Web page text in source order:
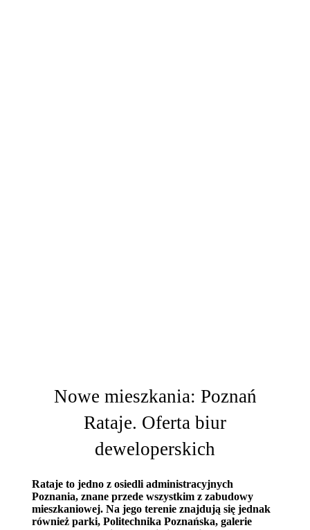
Nowe mieszkania: Poznań
Rataje. Oferta biur
deweloperskich
Rataje to jedno z osiedli administracyjnych
Poznania, znane przede wszystkim z zabudowy
mieszkaniowej. Na jego terenie znajdują się jednak
również parki, Politechnika Poznańska, galerie